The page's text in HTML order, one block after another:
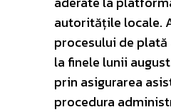
autoritățile locale.
procesului de
la finele lunii
prin asigurarea
procedura